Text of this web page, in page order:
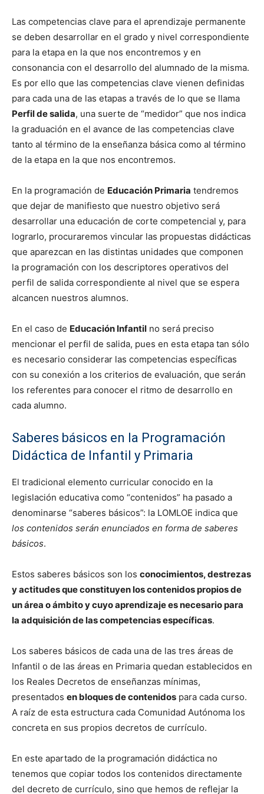
Las competencias clave para el aprendizaje permanente
se deben desarrollar en el grado y nivel correspondiente
para la etapa en la que nos encontremos y en
consonancia con el desarrollo del alumnado de la misma.
Es por ello que las competencias clave vienen definidas
para cada una de las etapas a través de lo que se llama
Perfil de salida, una suerte de “medidor” que nos indica
la graduación en el avance de las competencias clave
tanto al término de la enseñanza básica como al término
de la etapa en la que nos encontremos.
En la programación de Educación Primaria tendremos
que dejar de manifiesto que nuestro objetivo será
desarrollar una educación de corte competencial y, para
lograrlo, procuraremos vincular las propuestas didácticas
que aparezcan en las distintas unidades que componen
la programación con los descriptores operativos del
perfil de salida correspondiente al nivel que se espera
alcancen nuestros alumnos.
En el caso de Educación Infantil no será preciso
mencionar el perfil de salida, pues en esta etapa tan sólo
es necesario considerar las competencias específicas
con su conexión a los criterios de evaluación, que serán
los referentes para conocer el ritmo de desarrollo en
cada alumno.
Saberes básicos en la Programación
Didáctica de Infantil y Primaria
El tradicional elemento curricular conocido en la
legislación educativa como “contenidos” ha pasado a
denominarse “saberes básicos”: la LOMLOE indica que
los contenidos serán enunciados en forma de saberes
básicos.
Estos saberes básicos son los conocimientos, destrezas
y actitudes que constituyen los contenidos propios de
un área o ámbito y cuyo aprendizaje es necesario para
la adquisición de las competencias específicas.
Los saberes básicos de cada una de las tres áreas de
Infantil o de las áreas en Primaria quedan establecidos en
los Reales Decretos de enseñanzas mínimas,
presentados en bloques de contenidos para cada curso.
A raíz de esta estructura cada Comunidad Autónoma los
concreta en sus propios decretos de currículo.
En este apartado de la programación didáctica no
tenemos que copiar todos los contenidos directamente
del decreto de currículo, sino que hemos de reflejar la